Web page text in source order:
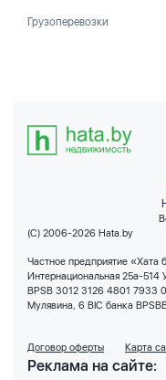
Грузоперевозки
(C) 2006-2026 Hata.by
Частное предприятие «Хата
Интернациональная 25а-
BPSB 3012 3126 4801 7933
Мулявина, 6 BIC банка
Договор оферты Карта
Реклама на сайте: